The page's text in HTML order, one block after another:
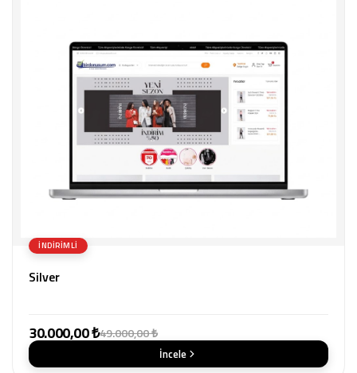
İNDIRIMLI
Silver
30.000,00 ₺49.000,00 ₺
İncele